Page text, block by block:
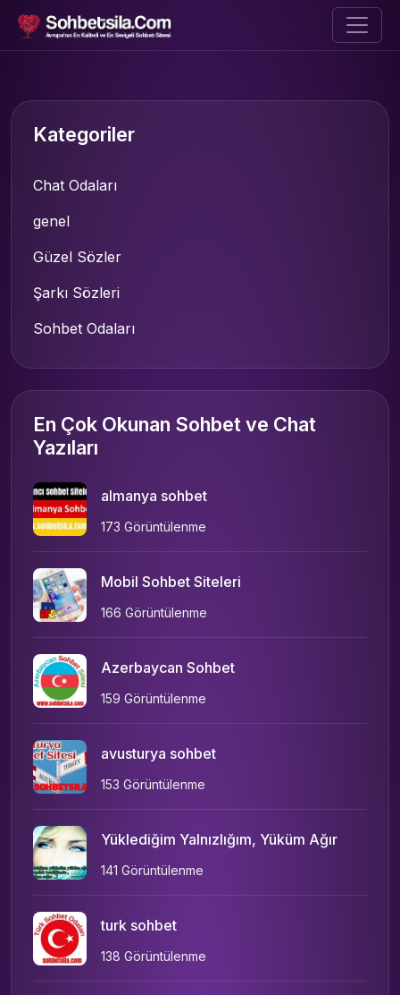
Kategoriler
Chat Odaları
genel
Güzel Sözler
Şarkı Sözleri
Sohbet Odaları
En Çok Okunan Sohbet ve Chat
Yazıları
almanya sohbet
173 Görüntülenme
Mobil Sohbet Siteleri
166 Görüntülenme
Azerbaycan Sohbet
159 Görüntülenme
avusturya sohbet
153 Görüntülenme
Yüklediğim Yalnızlığım, Yüküm Ağır
141 Görüntülenme
turk sohbet
138 Görüntülenme